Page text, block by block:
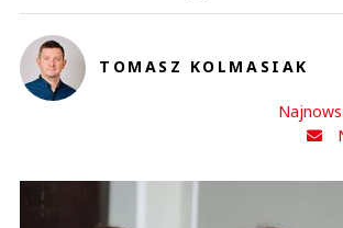
TOMASZ KOLMASIAK